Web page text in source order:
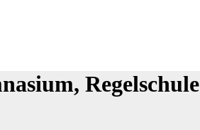
Regelschule